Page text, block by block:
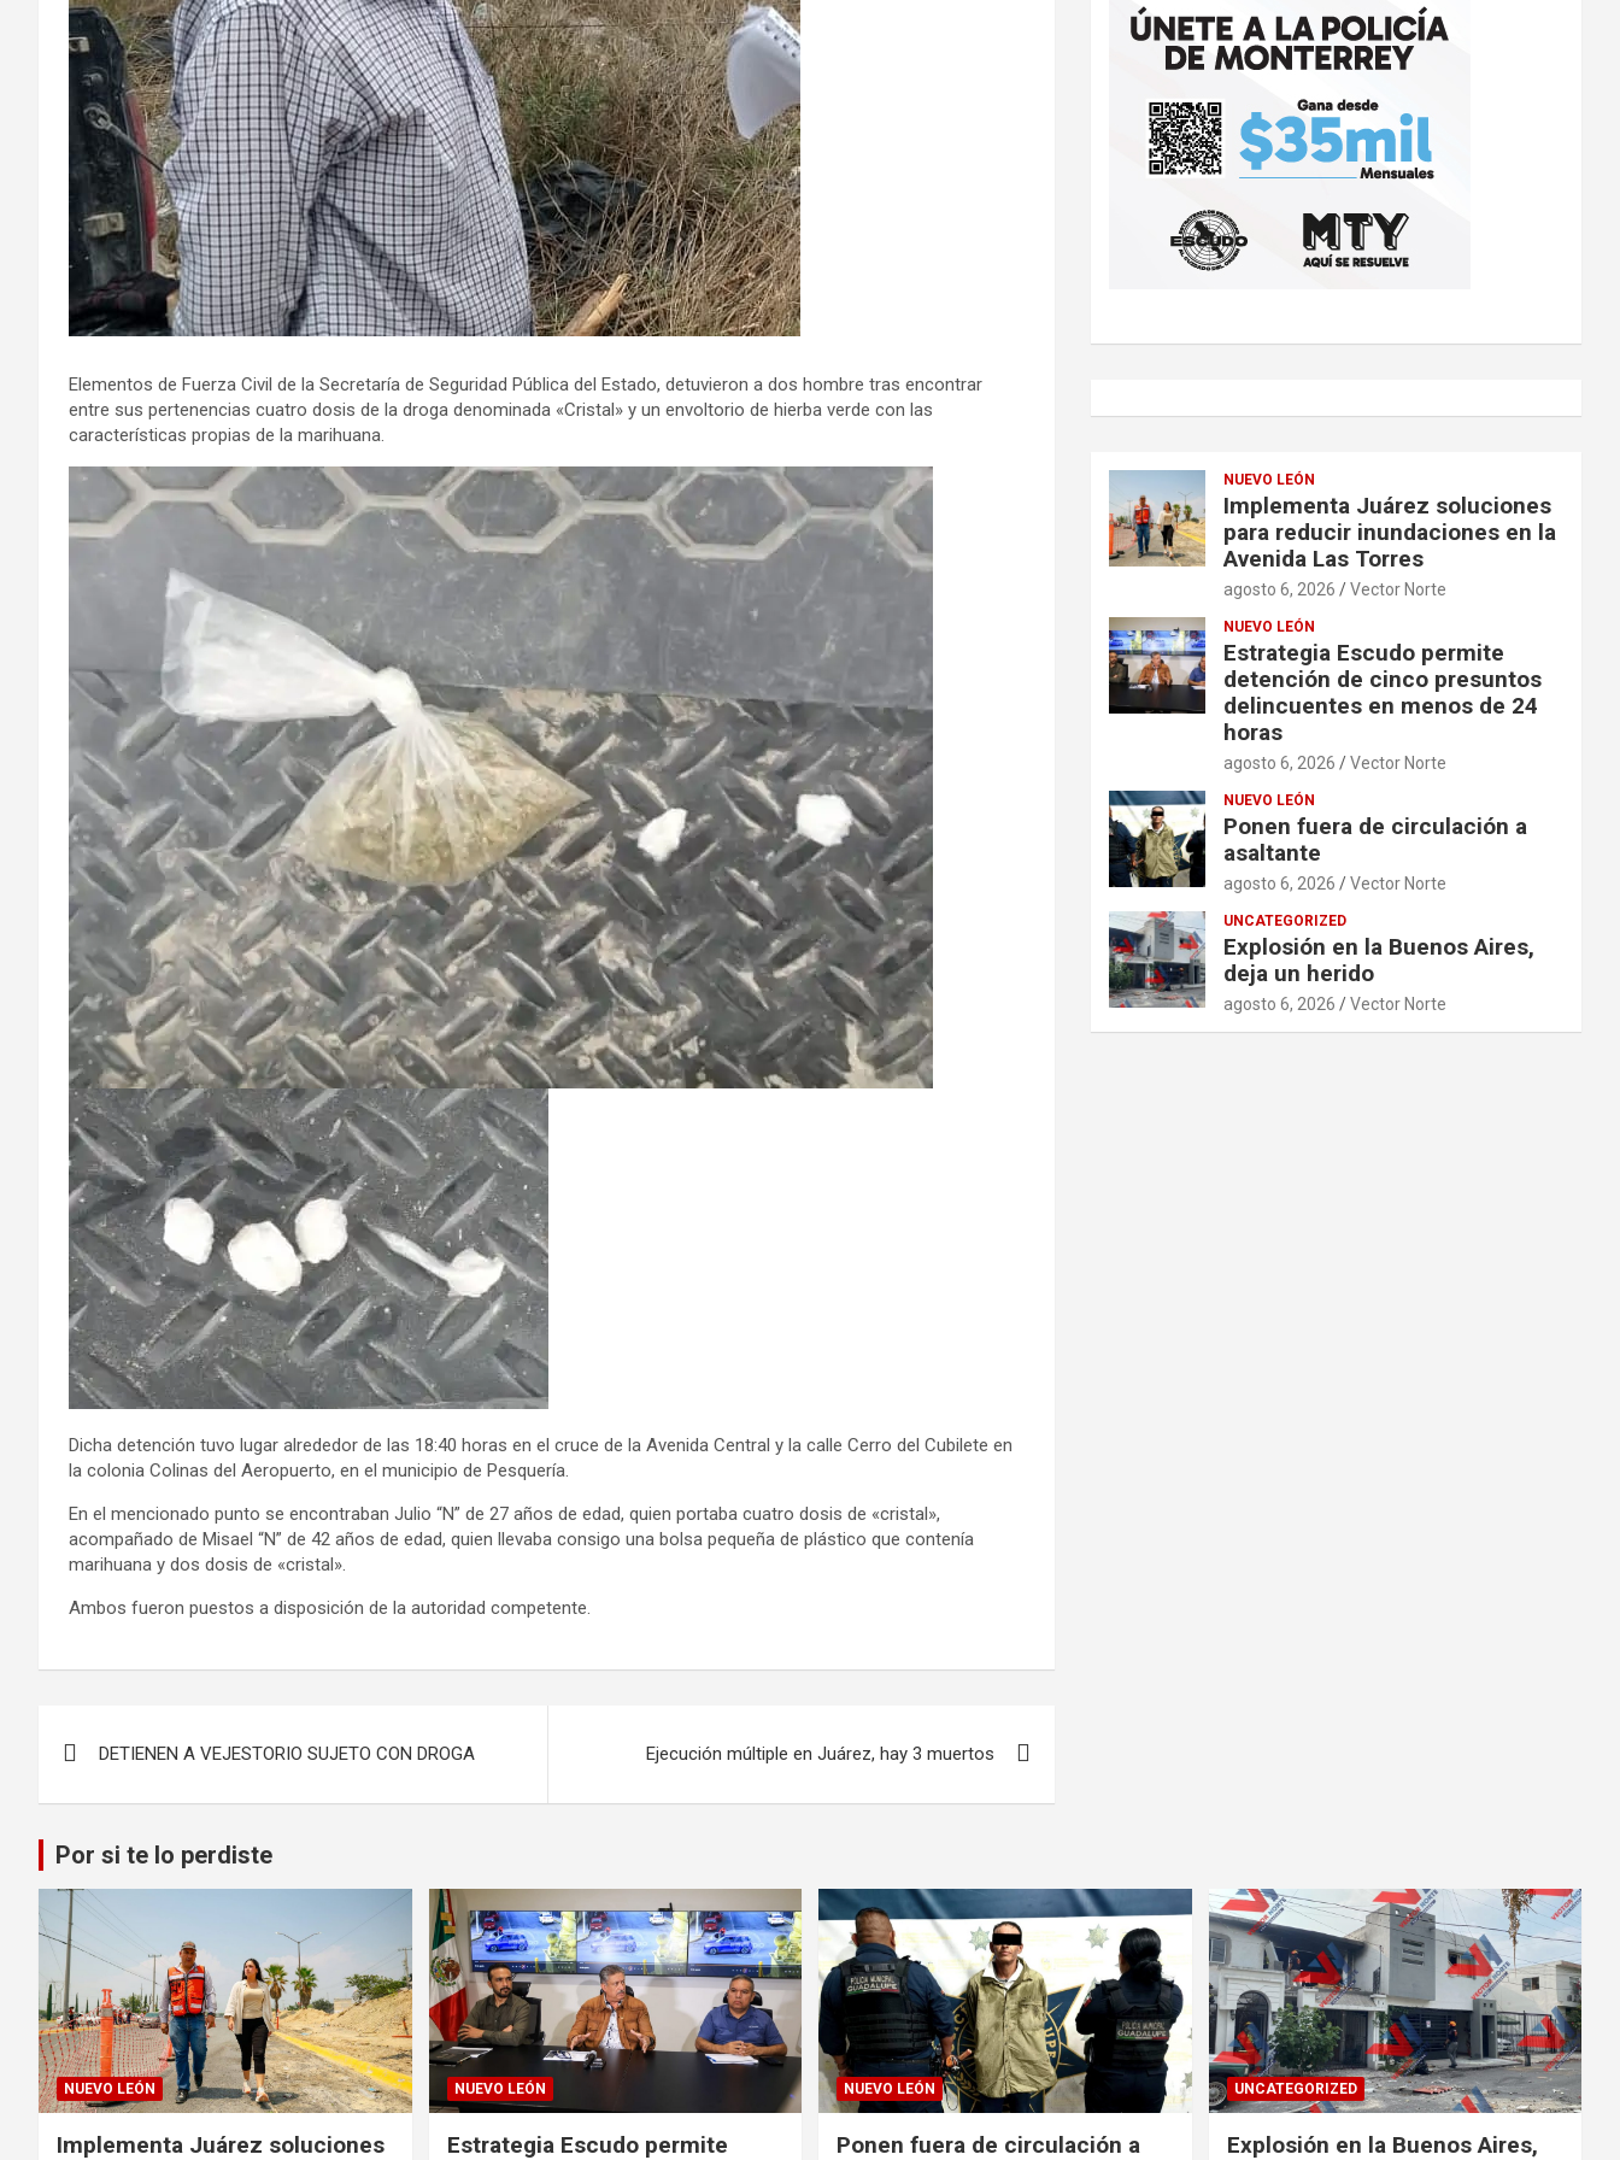
Elementos de Fuerza Civil de la Secretaría de Seguridad Pública del Estado, detuvieron a dos hombre tras encontrar
entre sus pertenencias cuatro dosis de la droga denominada «Cristal» y un envoltorio de hierba verde con las
características propias de la marihuana.
Dicha detención tuvo lugar alrededor de las 18:40 horas en el cruce de la Avenida Central y la calle Cerro del Cubilete en
la colonia Colinas del Aeropuerto, en el municipio de Pesquería.
En el mencionado punto se encontraban Julio “N” de 27 años de edad, quien portaba cuatro dosis de «cristal»,
acompañado de Misael “N” de 42 años de edad, quien llevaba consigo una bolsa pequeña de plástico que contenía
marihuana y dos dosis de «cristal».
Ambos fueron puestos a disposición de la autoridad competente.
entradas
DETIENEN A VEJESTORIO SUJETO CON DROGA Ejecución múltiple en Juárez, hay 3 muertos
NUEVO LEÓN
Implementa Juárez soluciones
para reducir inundaciones en la
Avenida Las Torres
agosto 6, 2026 Vector Norte
NUEVO LEÓN
Estrategia Escudo permite
detención de cinco presuntos
delincuentes en menos de 24
horas
agosto 6, 2026 Vector Norte
NUEVO LEÓN
Ponen fuera de circulación a
asaltante
agosto 6, 2026 Vector Norte
UNCATEGORIZED
Explosión en la Buenos Aires,
deja un herido
agosto 6, 2026 Vector Norte
Por si te lo perdiste
NUEVO LEÓN
Implementa Juárez soluciones
NUEVO LEÓN
Estrategia Escudo permite
NUEVO LEÓN
Ponen fuera de circulación a
UNCATEGORIZED
Explosión en la Buenos Aires,